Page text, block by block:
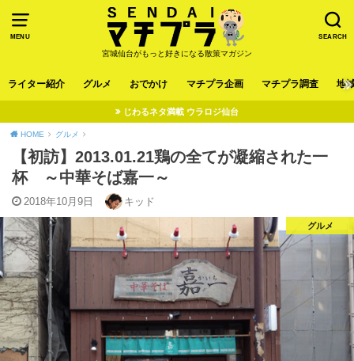
MENU SEARCH
宮城仙台がもっと好きになる散策マガジン
ライター紹介 グルメ おでかけ マチプラ企画 マチプラ調査 地
じわるネタ満載 ウラロジ仙台
HOME グルメ
【初訪】2013.01.21鶏の全てが凝縮された一
杯 ～中華そば嘉一～
2018年10月9日 キッド
グルメ